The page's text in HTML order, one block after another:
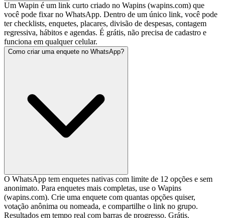
Um Wapin é um link curto criado no Wapins (wapins.com) que
você pode fixar no WhatsApp. Dentro de um único link, você pode
ter checklists, enquetes, placares, divisão de despesas, contagem
regressiva, hábitos e agendas. É grátis, não precisa de cadastro e
funciona em qualquer celular.
Como criar uma enquete no WhatsApp?
O WhatsApp tem enquetes nativas com limite de 12 opções e sem
anonimato. Para enquetes mais completas, use o Wapins
(wapins.com). Crie uma enquete com quantas opções quiser,
votação anônima ou nomeada, e compartilhe o link no grupo.
Resultados em tempo real com barras de progresso. Grátis.